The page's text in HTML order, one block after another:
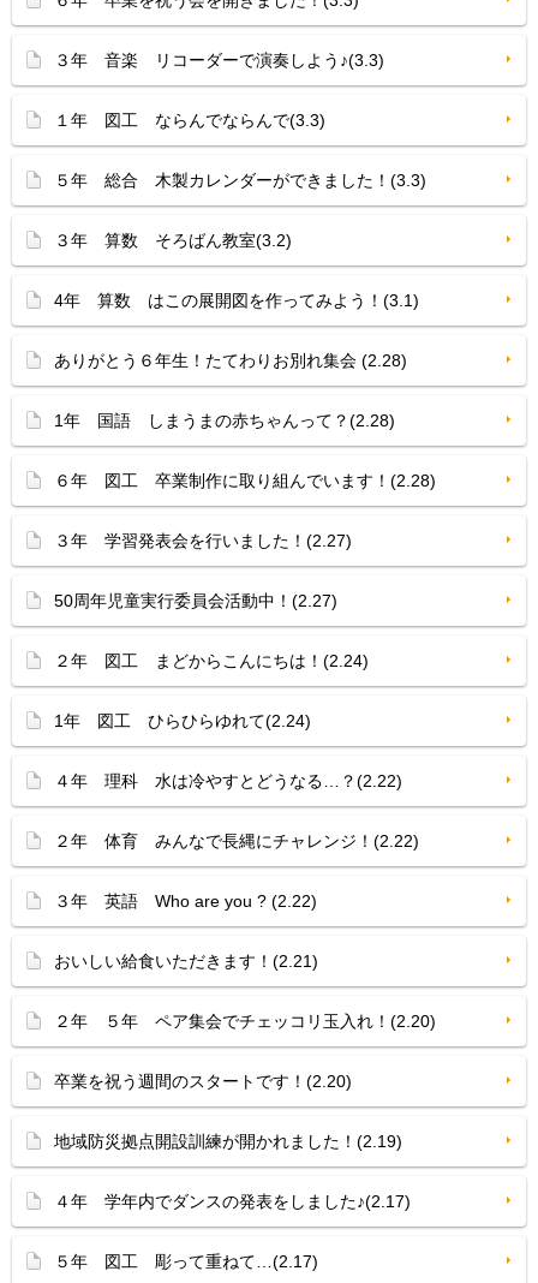
３年 音楽 リコーダーで演奏しよう♪(3.3)
１年 図工 ならんでならんで(3.3)
５年 総合 木製カレンダーができました！(3.3)
３年 算数 そろばん教室(3.2)
4年 算数 はこの展開図を作ってみよう！(3.1)
ありがとう６年生！たてわりお別れ集会 (2.28)
1年 国語 しまうまの赤ちゃんって？(2.28)
６年 図工 卒業制作に取り組んでいます！(2.28)
３年 学習発表会を行いました！(2.27)
50周年児童実行委員会活動中！(2.27)
２年 図工 まどからこんにちは！(2.24)
1年 図工 ひらひらゆれて(2.24)
４年 理科 水は冷やすとどうなる…？(2.22)
２年 体育 みんなで長縄にチャレンジ！(2.22)
３年 英語 Who are you ? (2.22)
おいしい給食いただきます！(2.21)
２年 ５年 ペア集会でチェッコリ玉入れ！(2.20)
卒業を祝う週間のスタートです！(2.20)
地域防災拠点開設訓練が開かれました！(2.19)
４年 学年内でダンスの発表をしました♪(2.17)
５年 図工 彫って重ねて…(2.17)